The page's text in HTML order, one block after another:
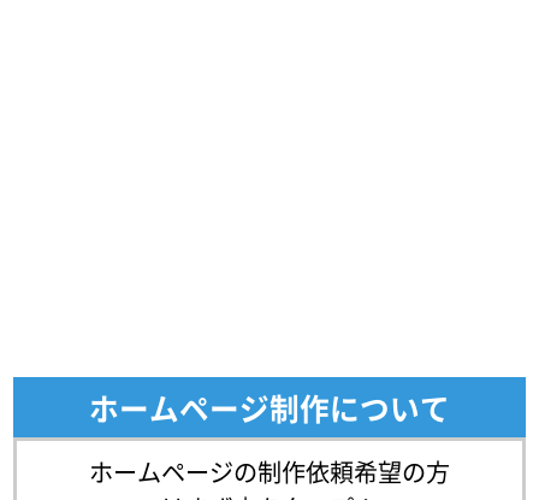
ホームページ制作について
ホームページの制作依頼希望の方